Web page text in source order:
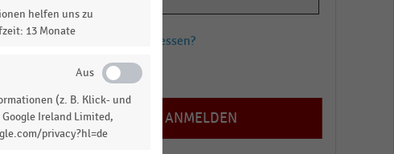
Passwort vergessen?
Registrieren
helfen uns zu
13 Monate
(z. B. Klick- und
Ireland Limited,
privacy?hl=de